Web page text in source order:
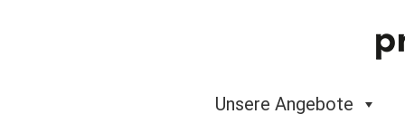
Unsere Angebote